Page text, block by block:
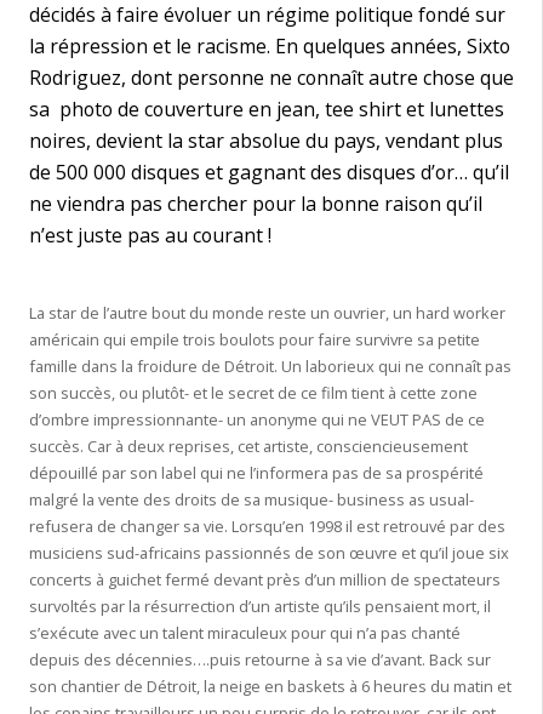
décidés à faire évoluer un régime politique fondé sur
la répression et le racisme. En quelques années, Sixto
Rodriguez, dont personne ne connaît autre chose que
sa photo de couverture en jean, tee shirt et lunettes
noires, devient la star absolue du pays, vendant plus
de 500 000 disques et gagnant des disques d’or… qu’il
ne viendra pas chercher pour la bonne raison qu’il
n’est juste pas au courant !
La star de l’autre bout du monde reste un ouvrier, un hard worker
américain qui empile trois boulots pour faire survivre sa petite
famille dans la froidure de Détroit. Un laborieux qui ne connaît pas
son succès, ou plutôt- et le secret de ce film tient à cette zone
d’ombre impressionnante- un anonyme qui ne VEUT PAS de ce
succès. Car à deux reprises, cet artiste, consciencieusement
dépouillé par son label qui ne l’informera pas de sa prospérité
malgré la vente des droits de sa musique- business as usual-
refusera de changer sa vie. Lorsqu’en 1998 il est retrouvé par des
musiciens sud-africains passionnés de son œuvre et qu’il joue six
concerts à guichet fermé devant près d’un million de spectateurs
survoltés par la résurrection d’un artiste qu’ils pensaient mort, il
s’exécute avec un talent miraculeux pour qui n’a pas chanté
depuis des décennies….puis retourne à sa vie d’avant. Back sur
son chantier de Détroit, la neige en baskets à 6 heures du matin et